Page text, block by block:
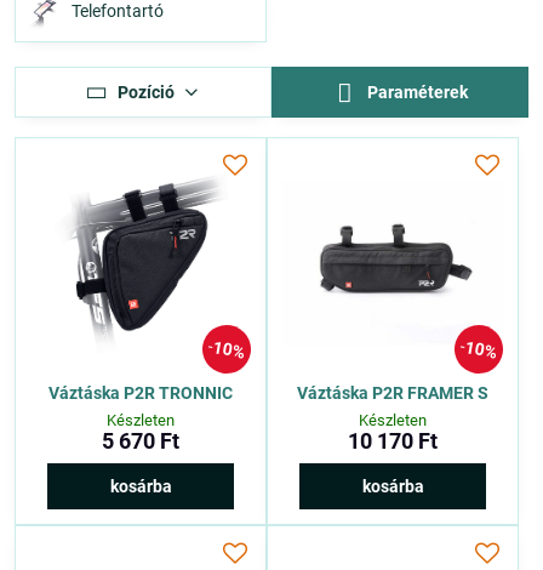
Telefontartó
Pozíció Paraméterek
10%
Váztáska P2R TRONNIC
Készleten
5 670 Ft
kosárba
10%
Váztáska P2R FRAMER S
Készleten
10 170 Ft
kosárba